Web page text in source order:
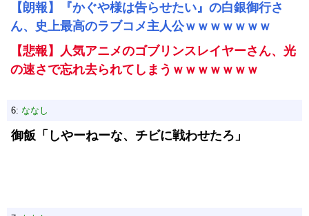
【朗報】『かぐや様は告らせたい』の白銀御行さ
ん、史上最高のラブコメ主人公ｗｗｗｗｗｗｗ
【悲報】人気アニメのゴブリンスレイヤーさん、光
の速さで忘れ去られてしまうｗｗｗｗｗｗｗ
6: ななし
御飯「しやーねーな、チビに戦わせたろ」